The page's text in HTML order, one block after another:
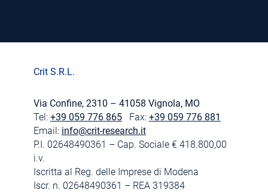
Crit S.R.L.
Via Confine, 2310 – 41058 Vignola, MO
Tel: +39 059 776 865Fax: +39 059 776 881
Email: info@crit-research.it
P.I. 02648490361 – Cap. Sociale € 418.800,00
i.v.
Iscritta al Reg. delle Imprese di Modena
Iscr. n. 02648490361 – REA 319384